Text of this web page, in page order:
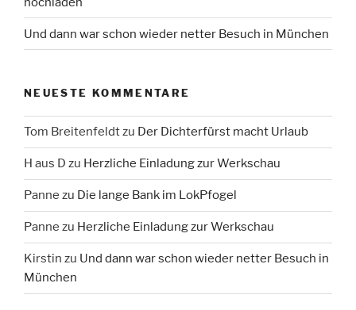
Und dann war schon wieder netter Besuch in München
NEUESTE KOMMENTARE
Tom Breitenfeldtzu Der Dichterfürst macht Urlaub
H aus D zu Herzliche Einladung zur Werkschau
Panne zu Die lange Bank im LokPfogel
Panne zu Herzliche Einladung zur Werkschau
Kirstin zu Und dann war schon wieder netter Besuch in
München